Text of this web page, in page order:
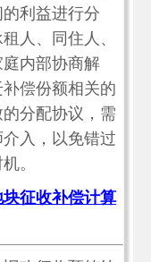
利益进行分
人、同住人、
内部协商解
偿份额相关的
分配协议，需
入，以免错过
。
征收补偿计算